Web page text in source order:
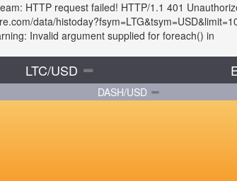
HTTP request failed! HTTP/1.1 401
data/
Invalid argument supplied for foreach() in
LTC/USD
DASH/USD